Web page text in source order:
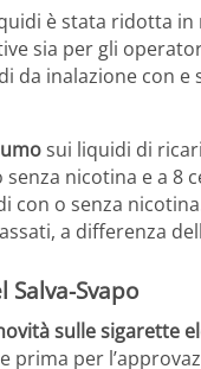
è stata ridotta
sia per gli
da inalazione con
sui liquidi di
nicotina e a 8
o senza
a differenza
Svapo
sulle sigarette
per